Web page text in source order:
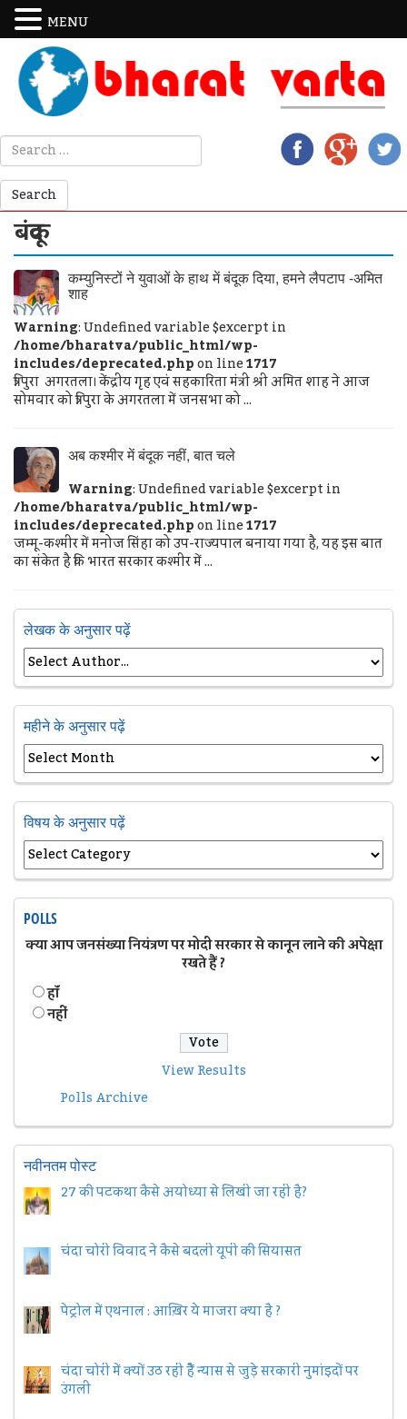
बंदूक
कम्युनिस्टों ने युवाओं के हाथ में बंदूक दिया, हमने लैपटाप -अमित
शाह
Warning: Undefined variable $excerpt in
/home/bharatva/public_html/wp-
includes/deprecated.phpon line1717
त्रिपुरा अगरतला। केंद्रीय गृह एवं सहकारिता मंत्री श्री अमित शाह ने आज
सोमवार को त्रिपुरा के अगरतला में जनसभा को ...
अब कश्मीर में बंदूक नहीं, बात चले
Warning: Undefined variable $excerpt in
/home/bharatva/public_html/wp-
includes/deprecated.phpon line1717
जम्मू-कश्मीर में मनोज सिंहा को उप-राज्यपाल बनाया गया है, यह इस बात
का संकेत है कि भारत सरकार कश्मीर में ...
लेखक के अनुसार पढ़ें
महीने के अनुसार पढ़ें
विषय के अनुसार पढ़ें
POLLS
क्या आप जनसंख्या नियंत्रण पर मोदी सरकार से कानून लाने की अपेक्षा
रखते हैं ?
हॉं
नहीं
View Results
Polls Archive
नवीनतम पोस्ट
27 की पटकथा कैसे अयोध्या से लिखी जा रही है?
चंदा चोरी विवाद ने कैसे बदली यूपी की सियासत
पेट्रोल में एथनाल : आख़िर ये माजरा क्या है ?
चंदा चोरी में क्यों उठ रही हैैं न्यास से जुड़े सरकारी नुमांइदों पर
उंगली
MENU